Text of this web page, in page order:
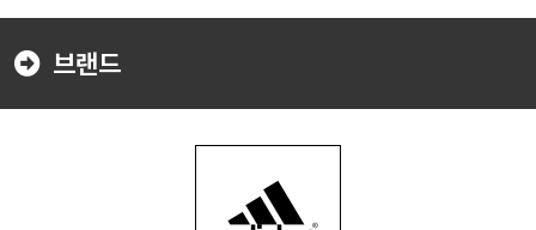
버
버
브랜드